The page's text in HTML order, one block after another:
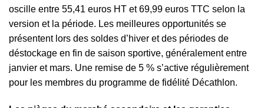
oscille entre 55,41 euros HT et 69,99 euros TTC selon la
version et la période. Les meilleures opportunités se
présentent lors des soldes d’hiver et des périodes de
déstockage en fin de saison sportive, généralement entre
janvier et mars. Une remise de 5 % s’active régulièrement
pour les membres du programme de fidélité Décathlon.